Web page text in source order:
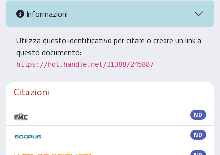
Informazioni
Utilizza questo identificativo per citare o creare un link a
questo documento:
https://hdl.handle.net/11388/245887
Citazioni
ND
ND